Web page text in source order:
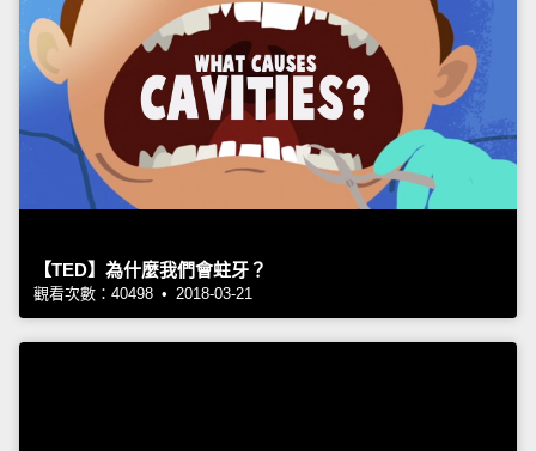
【TED】為什麼我們會蛀牙？
觀看次數：40498 • 2018-03-21